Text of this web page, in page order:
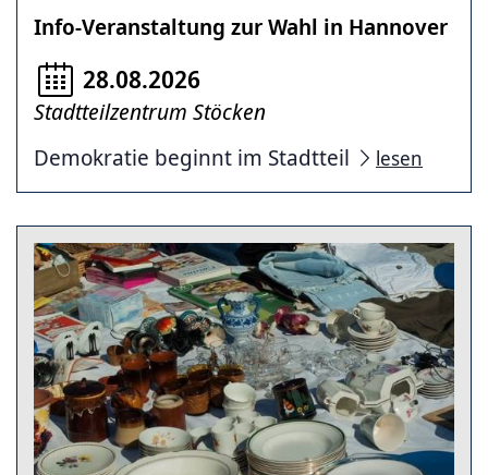
Info-Veranstaltung zur Wahl in Hannover
28.08.2026
Stadtteilzentrum Stöcken
Demokratie beginnt im Stadtteil
lesen